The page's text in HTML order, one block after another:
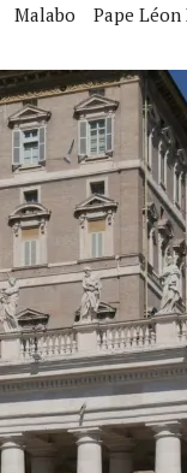
Malabo Pape Léon